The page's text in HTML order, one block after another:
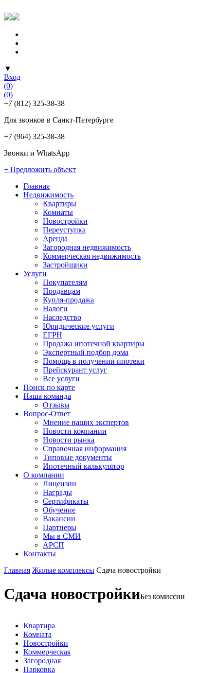
▼
Вход
(0)
(0)
+7 (812) 325-38-38
Для звонков в Санкт-Петербурге
+7 (964) 325-38-38
Звонки и WhatsApp
+ Предложить объект
Главная
Недвижимость
Квартиры
Комнаты
Новостройки
Переуступка
Аренда
Загородная недвижимость
Коммерческая недвижимость
Застройщики
Услуги
Покупателям
Продавцам
Купля-продажа
Налоги
Наследство
Юридические услуги
ЕГРН
Продажа ипотечной квартиры
Экспертный подбор дома
Помощь в получении ипотеки
Прейскурант услуг
Все услуги
Поиск по карте
Наша команда
Отзывы
Вопрос-Ответ
Мнение наших экспертов
Новости компании
Новости рынка
Справочная информация
Типовые документы
Ипотечный калькулятор
О компании
Лицензии
Награды
Сертификаты
Обучение
Вакансии
Партнеры
Мы в СМИ
АРСП
Контакты
Главная Жилые комплексы Сдача новостройки
Сдача новостройкиБез комиссии
Квартира
Комната
Новостройки
Коммерческая
Загородная
Парковка